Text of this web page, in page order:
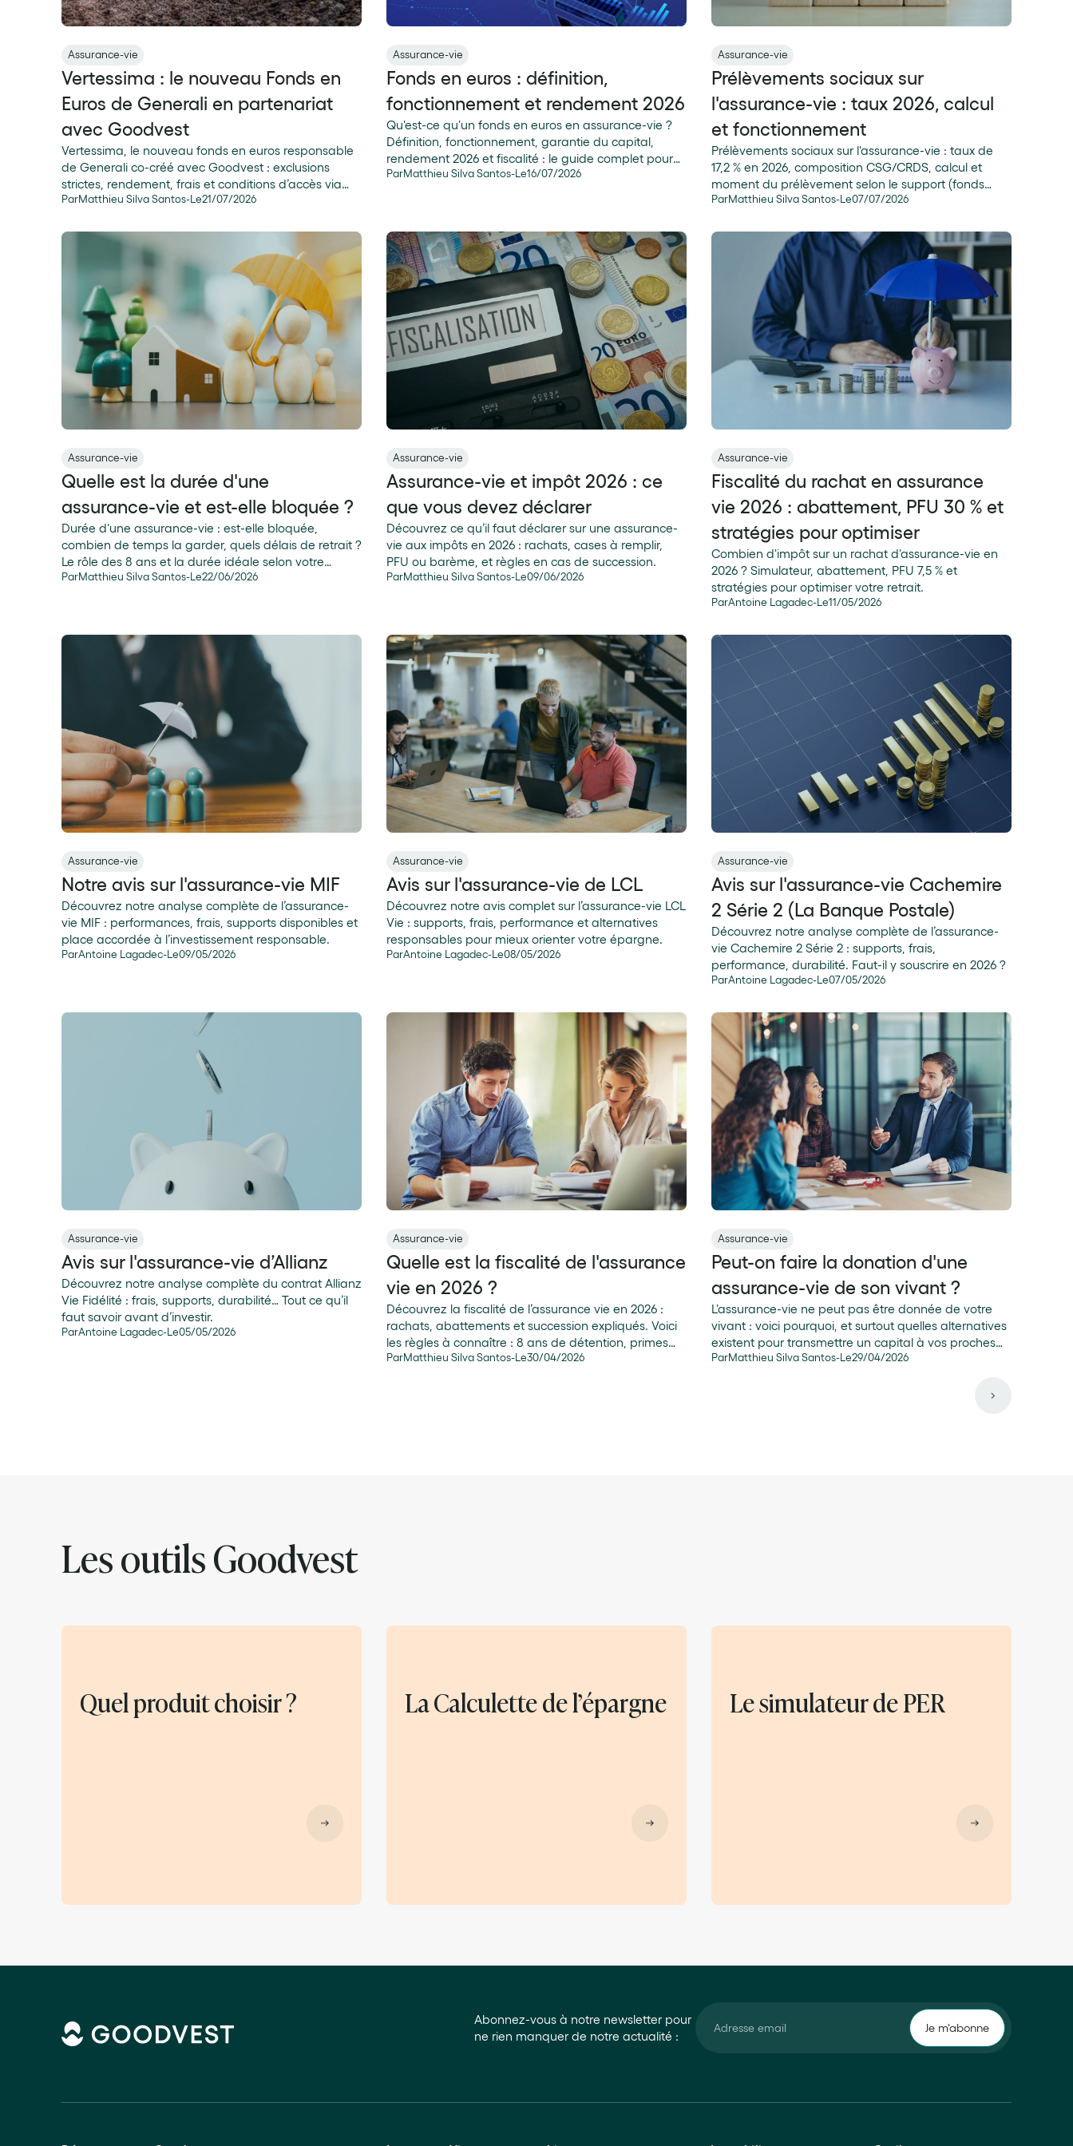
Assurance-vie
Vertessima : le nouveau Fonds en
Euros de Generali en partenariat
avec Goodvest
Vertessima, le nouveau fonds en euros responsable
de Generali co-créé avec Goodvest : exclusions
strictes, rendement, frais et conditions d’accès via
Goodvie.
ParMatthieu Silva Santos-Le21/07/2026
Assurance-vie
Fonds en euros : définition,
fonctionnement et rendement 2026
Qu'est-ce qu'un fonds en euros en assurance-vie ?
Définition, fonctionnement, garantie du capital,
rendement 2026 et fiscalité : le guide complet pour
tout comprendre.
ParMatthieu Silva Santos-Le16/07/2026
Assurance-vie
Prélèvements sociaux sur
l'assurance-vie : taux 2026, calcul
et fonctionnement
Prélèvements sociaux sur l'assurance-vie : taux de
17,2 % en 2026, composition CSG/CRDS, calcul et
moment du prélèvement selon le support (fonds
euros ou UC).
ParMatthieu Silva Santos-Le07/07/2026
Assurance-vie
Quelle est la durée d'une
assurance-vie et est-elle bloquée ?
Durée d'une assurance-vie : est-elle bloquée,
combien de temps la garder, quels délais de retrait ?
Le rôle des 8 ans et la durée idéale selon votre
projet.
ParMatthieu Silva Santos-Le22/06/2026
Assurance-vie
Assurance-vie et impôt 2026 : ce
que vous devez déclarer
Découvrez ce qu’il faut déclarer sur une assurance-
vie aux impôts en 2026 : rachats, cases à remplir,
PFU ou barème, et règles en cas de succession.
ParMatthieu Silva Santos-Le09/06/2026
Assurance-vie
Fiscalité du rachat en assurance
vie 2026 : abattement, PFU 30 % et
stratégies pour optimiser
Combien d'impôt sur un rachat d'assurance-vie en
2026 ? Simulateur, abattement, PFU 7,5 % et
stratégies pour optimiser votre retrait.
ParAntoine Lagadec-Le11/05/2026
Assurance-vie
Notre avis sur l'assurance-vie MIF
Découvrez notre analyse complète de l’assurance-
vie MIF : performances, frais, supports disponibles et
place accordée à l’investissement responsable.
ParAntoine Lagadec-Le09/05/2026
Assurance-vie
Avis sur l'assurance-vie de LCL
Découvrez notre avis complet sur l’assurance-vie LCL
Vie : supports, frais, performance et alternatives
responsables pour mieux orienter votre épargne.
ParAntoine Lagadec-Le08/05/2026
Assurance-vie
Avis sur l'assurance-vie Cachemire
2 Série 2 (La Banque Postale)
Découvrez notre analyse complète de l’assurance-
vie Cachemire 2 Série 2 : supports, frais,
performance, durabilité. Faut-il y souscrire en 2026 ?
ParAntoine Lagadec-Le07/05/2026
Assurance-vie
Avis sur l'assurance-vie d’Allianz
Découvrez notre analyse complète du contrat Allianz
Vie Fidélité : frais, supports, durabilité… Tout ce qu’il
faut savoir avant d’investir.
ParAntoine Lagadec-Le05/05/2026
Assurance-vie
Quelle est la fiscalité de l'assurance
vie en 2026 ?
Découvrez la fiscalité de l’assurance vie en 2026 :
rachats, abattements et succession expliqués. Voici
les règles à connaître : 8 ans de détention, primes
versées avant et après 70 ans…
ParMatthieu Silva Santos-Le30/04/2026
Assurance-vie
Peut-on faire la donation d'une
assurance-vie de son vivant ?
L'assurance-vie ne peut pas être donnée de votre
vivant : voici pourquoi, et surtout quelles alternatives
existent pour transmettre un capital à vos proches
dans les meilleures conditions.
ParMatthieu Silva Santos-Le29/04/2026
Les outils Goodvest
Quel produit choisir ? La Calculette de l’épargne Le simulateur de PER
Abonnez-vous à notre newsletter pour
ne rien manquer de notre actualité :